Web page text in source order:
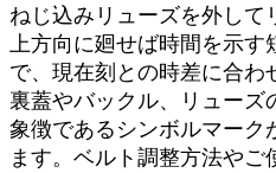
ねじ込みリューズを外して
上方向に廻せば時間を示す
で、現在刻との時差に合わ
裏蓋やバックル、リューズ
象徴であるシンボルマーク
ます。ベルト調整方法や